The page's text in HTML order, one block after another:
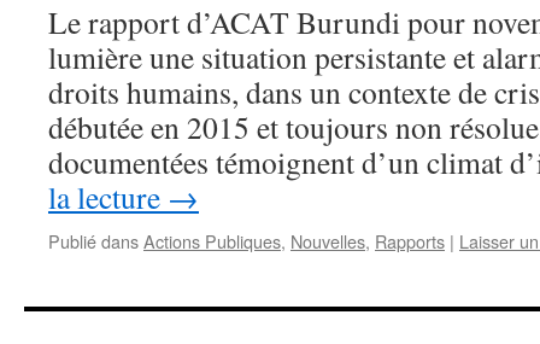
Le rapport d’ACAT Burundi pour
lumière une situation persistante et
droits humains, dans un contexte de
débutée en 2015 et toujours non
documentées témoignent d’un climat
la lecture →
Publié dansActions Publiques, Nouvelles, Rapports | Laisser